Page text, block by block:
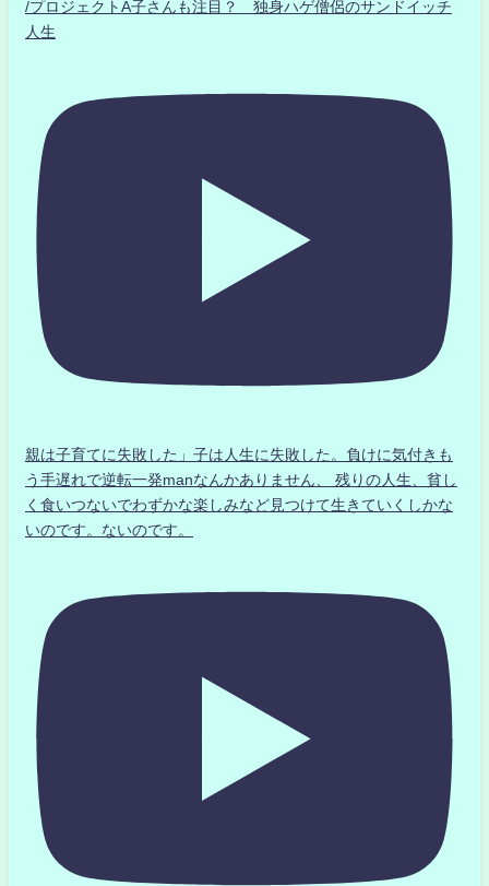
/プロジェクトA子さんも注目？ 独身ハゲ僧侶のサンドイッチ
人生
親は子育てに失敗した」子は人生に失敗した。負けに気付きも
う手遅れで逆転一発manなんかありません、 残りの人生、貧し
く食いつないでわずかな楽しみなど見つけて生きていくしかな
いのです。ないのです。